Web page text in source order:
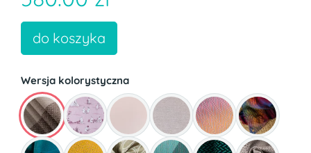
do koszyka
Wersja kolorystyczna